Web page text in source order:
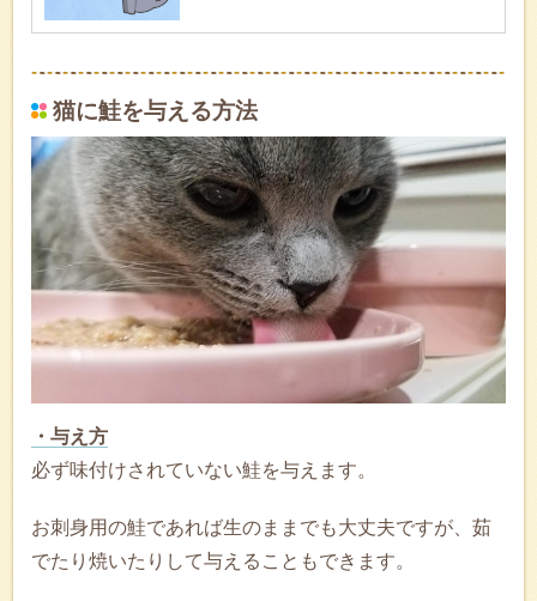
猫に鮭を与える方法
・与え方
必ず味付けされていない鮭を与えます。
お刺身用の鮭であれば生のままでも大丈夫ですが、茹
でたり焼いたりして与えることもできます。